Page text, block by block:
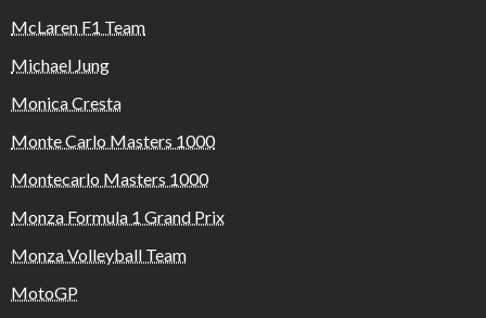
McLaren F1 Team
Michael Jung
Monica Cresta
Monte Carlo Masters 1000
Montecarlo Masters 1000
Monza Formula 1 Grand Prix
Monza Volleyball Team
MotoGP